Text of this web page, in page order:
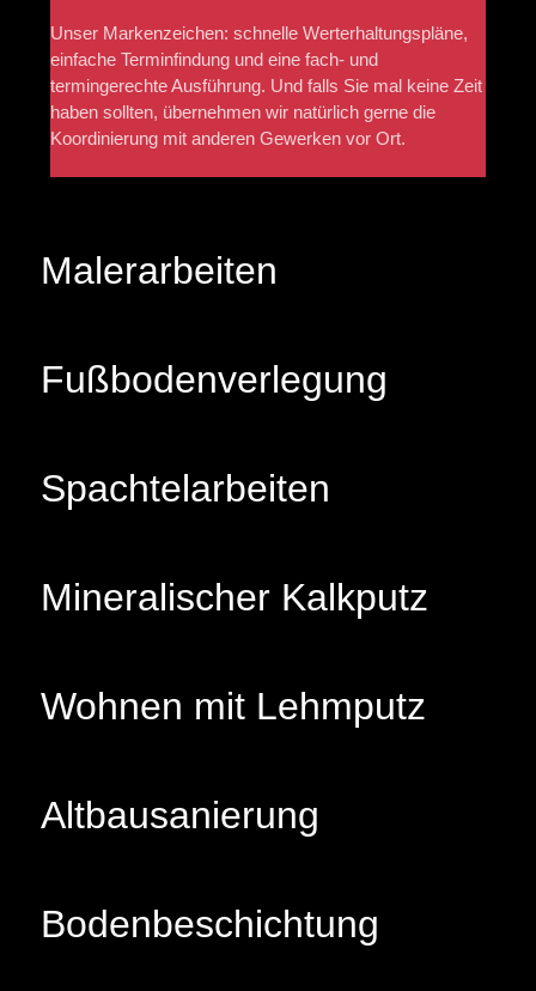
Unser Markenzeichen: schnelle Werterhaltungspläne,
einfache Terminfindung und eine fach- und
termingerechte Ausführung. Und falls Sie mal keine Zeit
haben sollten, übernehmen wir natürlich gerne die
Koordinierung mit anderen Gewerken vor Ort.
Malerarbeiten
Fußbodenverlegung
Spachtelarbeiten
Mineralischer Kalkputz
Wohnen mit Lehmputz
Altbausanierung
Bodenbeschichtung